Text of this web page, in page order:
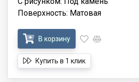
Поверхность: Матовая
В корзину
Купить в 1 клик